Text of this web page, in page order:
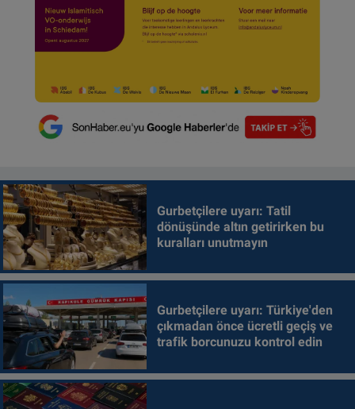
Gurbetçilere uyarı: Tatil
dönüşünde altın getirirken bu
kuralları unutmayın
Gurbetçilere uyarı: Türkiye'den
çıkmadan önce ücretli geçiş ve
trafik borcunuzu kontrol edin